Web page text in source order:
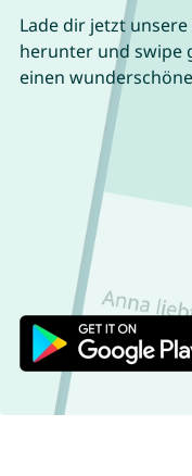
Lade dir jetzt
herunter und swipe
einen